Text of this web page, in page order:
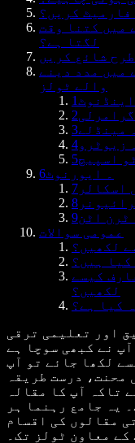
کریں؟
میں کتنا وقت
لگتا ہے؟
شائع کریں
میں مدد دینے
والے ٹولز
اینڈنوٹ
گرامرلی
3۔ مینڈلے
4۔ زیوٹرو
اسپیچ
6۔ ایورنوٹ
اسکالر
9۔ ٹرن اٹن
عمومی سوالات
لکھیں؟
ہیں؟
کیسے
لکھیں؟
کیا ہے؟
اور تعلیمی ترقی
نے کبھی سوچا ہے
لکھا جائے تو آپ
محنت، درست طریقہ
تاکہ آپ کا مقالہ
یہ جامع رہنما ہر
مقالوں کی اقسام
معاون ٹولز تک۔